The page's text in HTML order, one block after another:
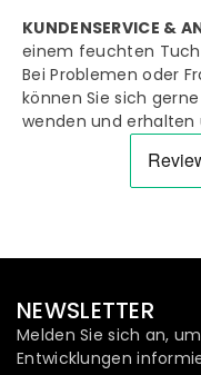
KUNDENSERVICE &
einem feuchten
Bei Problemen oder
können Sie sich
wenden und
NEWSLETTER
Melden Sie sich an,
Entwicklungen